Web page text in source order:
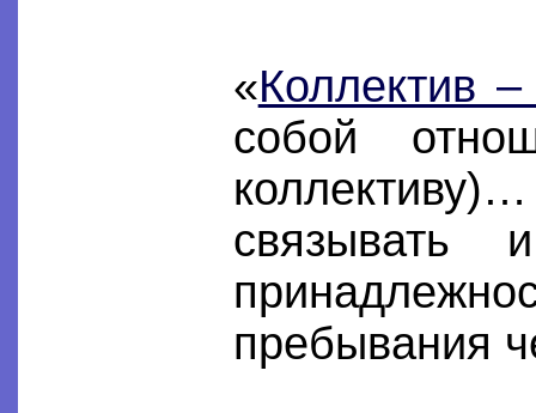
«Коллектив
собой
связывать
пребывания